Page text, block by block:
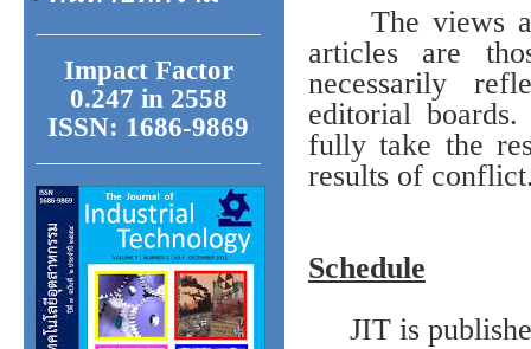
Impact Factor
0.247 in 2558
ISSN: 1686-9869
The views
articles are
necessarily
editorial
fully take the
results of
Schedule
JIT is